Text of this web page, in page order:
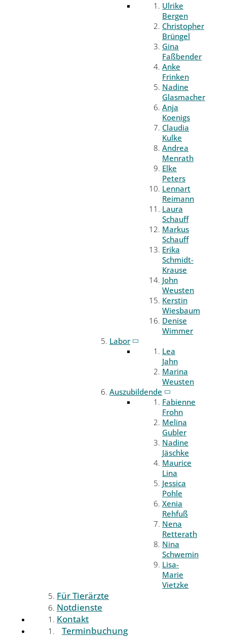
Ulrike
Bergen
Christopher
Brüngel
Gina
Faßbender
Anke
Frinken
Nadine
Glasmacher
Anja
Koenigs
Claudia
Kulke
Andrea
Menrath
Elke
Peters
Lennart
Reimann
Laura
Schauff
Markus
Schauff
Erika
Schmidt-
Krause
John
Weusten
Kerstin
Wiesbaum
Denise
Wimmer
Labor
Lea
Jahn
Marina
Weusten
Auszubildende
Fabienne
Frohn
Melina
Gubler
Nadine
Jäschke
Maurice
Lina
Jessica
Pohle
Xenia
Rehfuß
Nena
Retterath
Nina
Schwemin
Lisa-
Marie
Vietzke
Für Tierärzte
Notdienste
Kontakt
Terminbuchung